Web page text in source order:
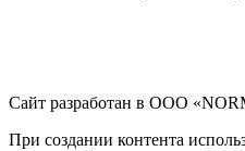
Материальная помощь
Сайт разработан в ООО
При создании контента